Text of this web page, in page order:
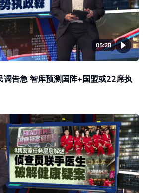
05:28
调告急 智库预测国阵+国盟或22席执